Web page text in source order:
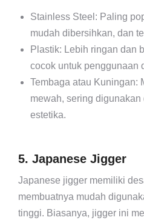
Stainless Steel: Paling
mudah dibersihkan, dan
Plastik: Lebih ringan dan
cocok untuk penggunaan
Tembaga atau Kuningan:
mewah, sering
estetika.
5. Japanese Jigger
Japanese jigger memiliki
membuatnya mudah
tinggi. Biasanya, jigger ini